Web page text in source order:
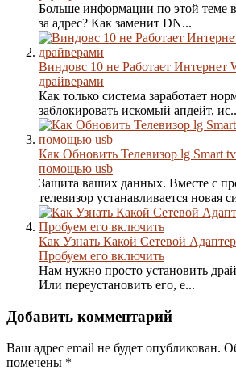
Больше информации по этой теме в
за адрес? Как заменит DN...
Виндовс 10 не Работает Интернет
драйверами
Как только система заработает
заблокировать искомый апдейт,
Как Обновить Телевизор lg Smart
помощью usb
Защита ваших данных. Вместе с
телевизор устанавливается новая
Как Узнать Какой Сетевой
Пробуем его включить
Нам нужно просто установить
Или переустановить его, е...
Добавить комментарий
Ваш адрес email не будет опубликован.
помечены *